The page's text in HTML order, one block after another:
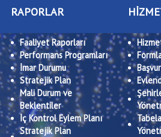
RAPORLAR
Faaliyet Raporları
Performans Programları
İmar Durumu
Stratejik Plan
Mali Durum ve
Beklentiler
İç Kontrol Eylem Planı
Stratejik Plan